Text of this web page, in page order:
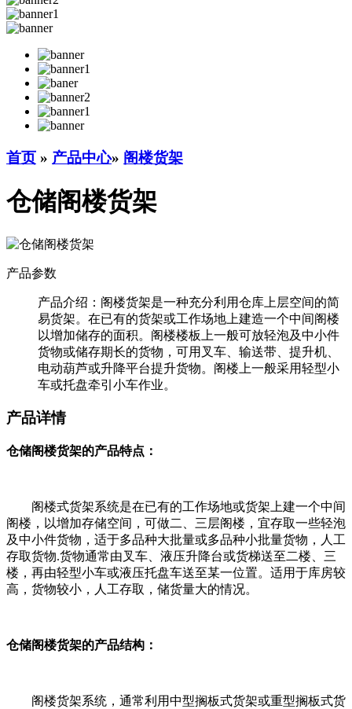
首页 » 产品中心» 阁楼货架
仓储阁楼货架
产品参数
产品介绍： 阁楼货架是一种充分利用仓库上层空间的简
易货架。在已有的货架或工作场地上建造一个中间阁楼
以增加储存的面积。阁楼楼板上一般可放轻泡及中小件
货物或储存期长的货物，可用叉车、输送带、提升机、
电动葫芦或升降平台提升货物。阁楼上一般采用轻型小
车或托盘牵引小车作业。
产品详情
仓储阁楼货架的产品特点：
阁楼式货架系统是在已有的工作场地或货架上建一个中间
阁楼，以增加存储空间，可做二、三层阁楼，宜存取一些轻泡
及中小件货物，适于多品种大批量或多品种小批量货物，人工
存取货物.货物通常由叉车、液压升降台或货梯送至二楼、三
楼，再由轻型小车或液压托盘车送至某一位置。适用于库房较
高，货物较小，人工存取，储货量大的情况。
仓储阁楼货架的产品结构：
阁楼货架系统，通常利用中型搁板式货架或重型搁板式货